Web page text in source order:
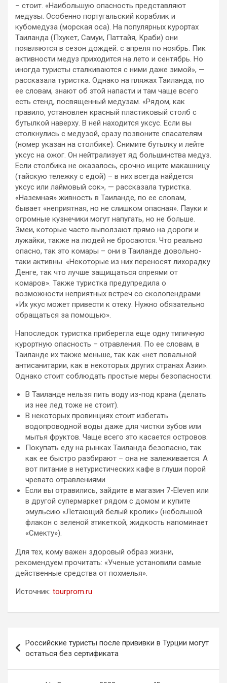
– стоит. «Наибольшую опасность представляют
медузы. Особенно португальский кораблик и
кубомедуза (морская оса). На популярных курортах
Таиланда (Пхукет, Самуи, Паттайя, Краби) они
появляются в сезон дождей: с апреля по ноябрь. Пик
активности медуз приходится на лето и сентябрь. Но
иногда туристы сталкиваются с ними даже зимой», —
рассказала туристка. Однако на пляжах Таиланда, по
ее словам, знают об этой напасти и там чаще всего
есть стенд, посвященный медузам. «Рядом, как
правило, установлен красный пластиковый столб с
бутылкой наверху. В ней находится уксус. Если вы
столкнулись с медузой, сразу позвоните спасателям
(номер указан на столбике). Снимите бутылку и лейте
уксус на ожог. Он нейтрализует яд большинства медуз.
Если столбика не оказалось, срочно ищите макашницу
(тайскую тележку с едой) – в них всегда найдется
уксус или лаймовый сок», — рассказала туристка.
«Наземная» живность в Таиланде, по ее словам,
бывает «неприятная, но не слишком опасная». Пауки и
огромные кузнечики могут напугать, но не больше.
Змеи, которые часто выползают прямо на дороги и
лужайки, также на людей не бросаются. Что реально
опасно, так это комары – они в Таиланде довольно-
таки активны. «Некоторые из них переносят лихорадку
Денге, так что лучше защищаться спреями от
комаров». Также туристка предупредила о
возможности неприятных встреч со сколопендрами
«Их укус может привести к отеку. Нужно обязательно
обращаться за помощью».
Напоследок туристка приберегла еще одну типичную
курортную опасность – отравления. По ее словам, в
Таиланде их также меньше, так как «нет повальной
антисанитарии, как в некоторых других странах Азии».
Однако стоит соблюдать простые меры безопасности:
В Таиланде нельзя пить воду из-под крана (делать
из нее лед тоже не стоит).
В некоторых провинциях стоит избегать
водопроводной воды даже для чистки зубов или
мытья фруктов. Чаще всего это касается островов.
Покупать еду на рынках Таиланда безопасно, так
как ее быстро разбирают – она не залеживается. А
вот питание в нетуристических кафе в глуши порой
чревато отравлениями.
Если вы отравились, зайдите в магазин 7-Eleven или
в другой супермаркет рядом с домом и купите
эмульсию «Летающий белый кролик» (небольшой
флакон с зеленой этикеткой, жидкость напоминает
«Смекту»).
Для тех, кому важен здоровый образ жизни,
рекомендуем прочитать: «Ученые установили самые
действенные средства от похмелья».
Источник: tourprom.ru
по
записям
Российские туристы после прививки в Турции могут
остаться без сертификата